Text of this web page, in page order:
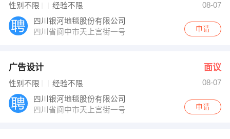
性别不限 经验不限
08-07
四川银河地毯股份有限公司
四川省阆中市天上宫街一号
申请
广告设计 面议
性别不限 经验不限
08-07
四川银河地毯股份有限公司
四川省阆中市天上宫街一号
申请